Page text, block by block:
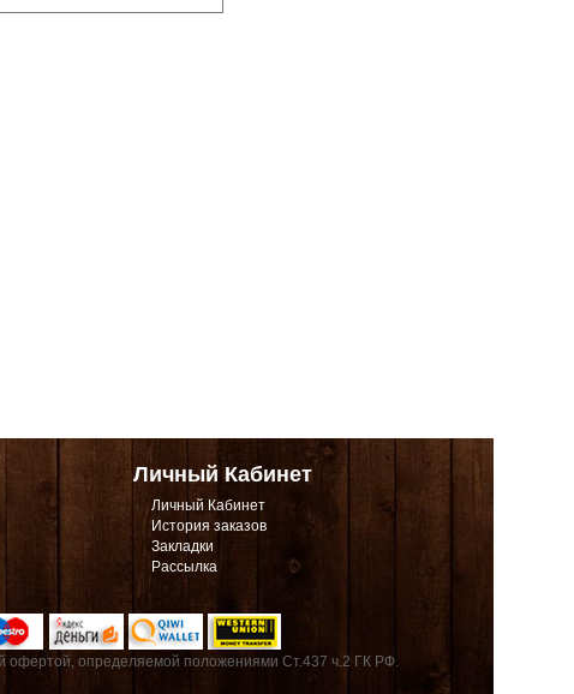
Личный Кабинет
Личный Кабинет
История заказов
Закладки
Рассылка
офертой, определяемой положениями Ст.437 ч.2 ГК РФ.